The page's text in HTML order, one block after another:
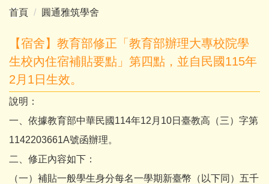
首頁 圓通雅筑學舍
【宿舍】教育部修正「教育部辦理大專校院學
生校內住宿補貼要點」第四點，並自民國115年
2月1日生效。
說明：
一、依據教育部中華民國114年12月10日臺教高（三）字第
1142203661A號函辦理。
二、修正內容如下：
（一）補貼一般學生身分每名一學期新臺幣（以下同）五千